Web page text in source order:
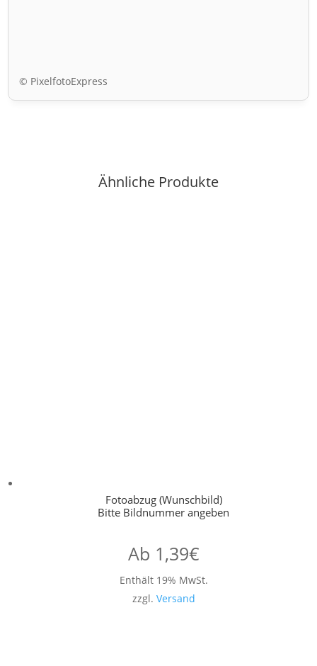
© PixelfotoExpress
Ähnliche Produkte
Fotoabzug (Wunschbild)
Bitte Bildnummer angeben
Ab 1,39€
Enthält 19% MwSt.
zzgl. Versand